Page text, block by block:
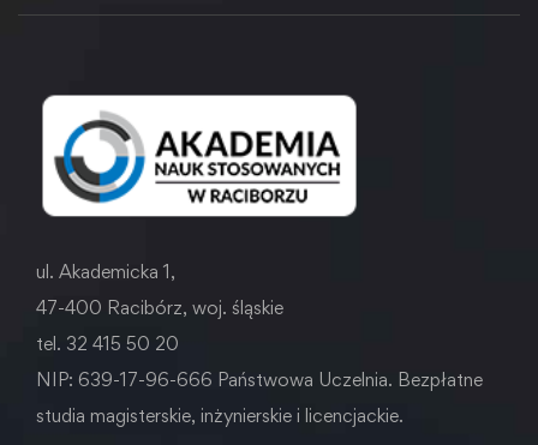
ul. Akademicka 1,
47-400 Racibórz, woj. śląskie
tel. 32 415 50 20
NIP: 639-17-96-666 Państwowa Uczelnia. Bezpłatne
studia magisterskie, inżynierskie i licencjackie.